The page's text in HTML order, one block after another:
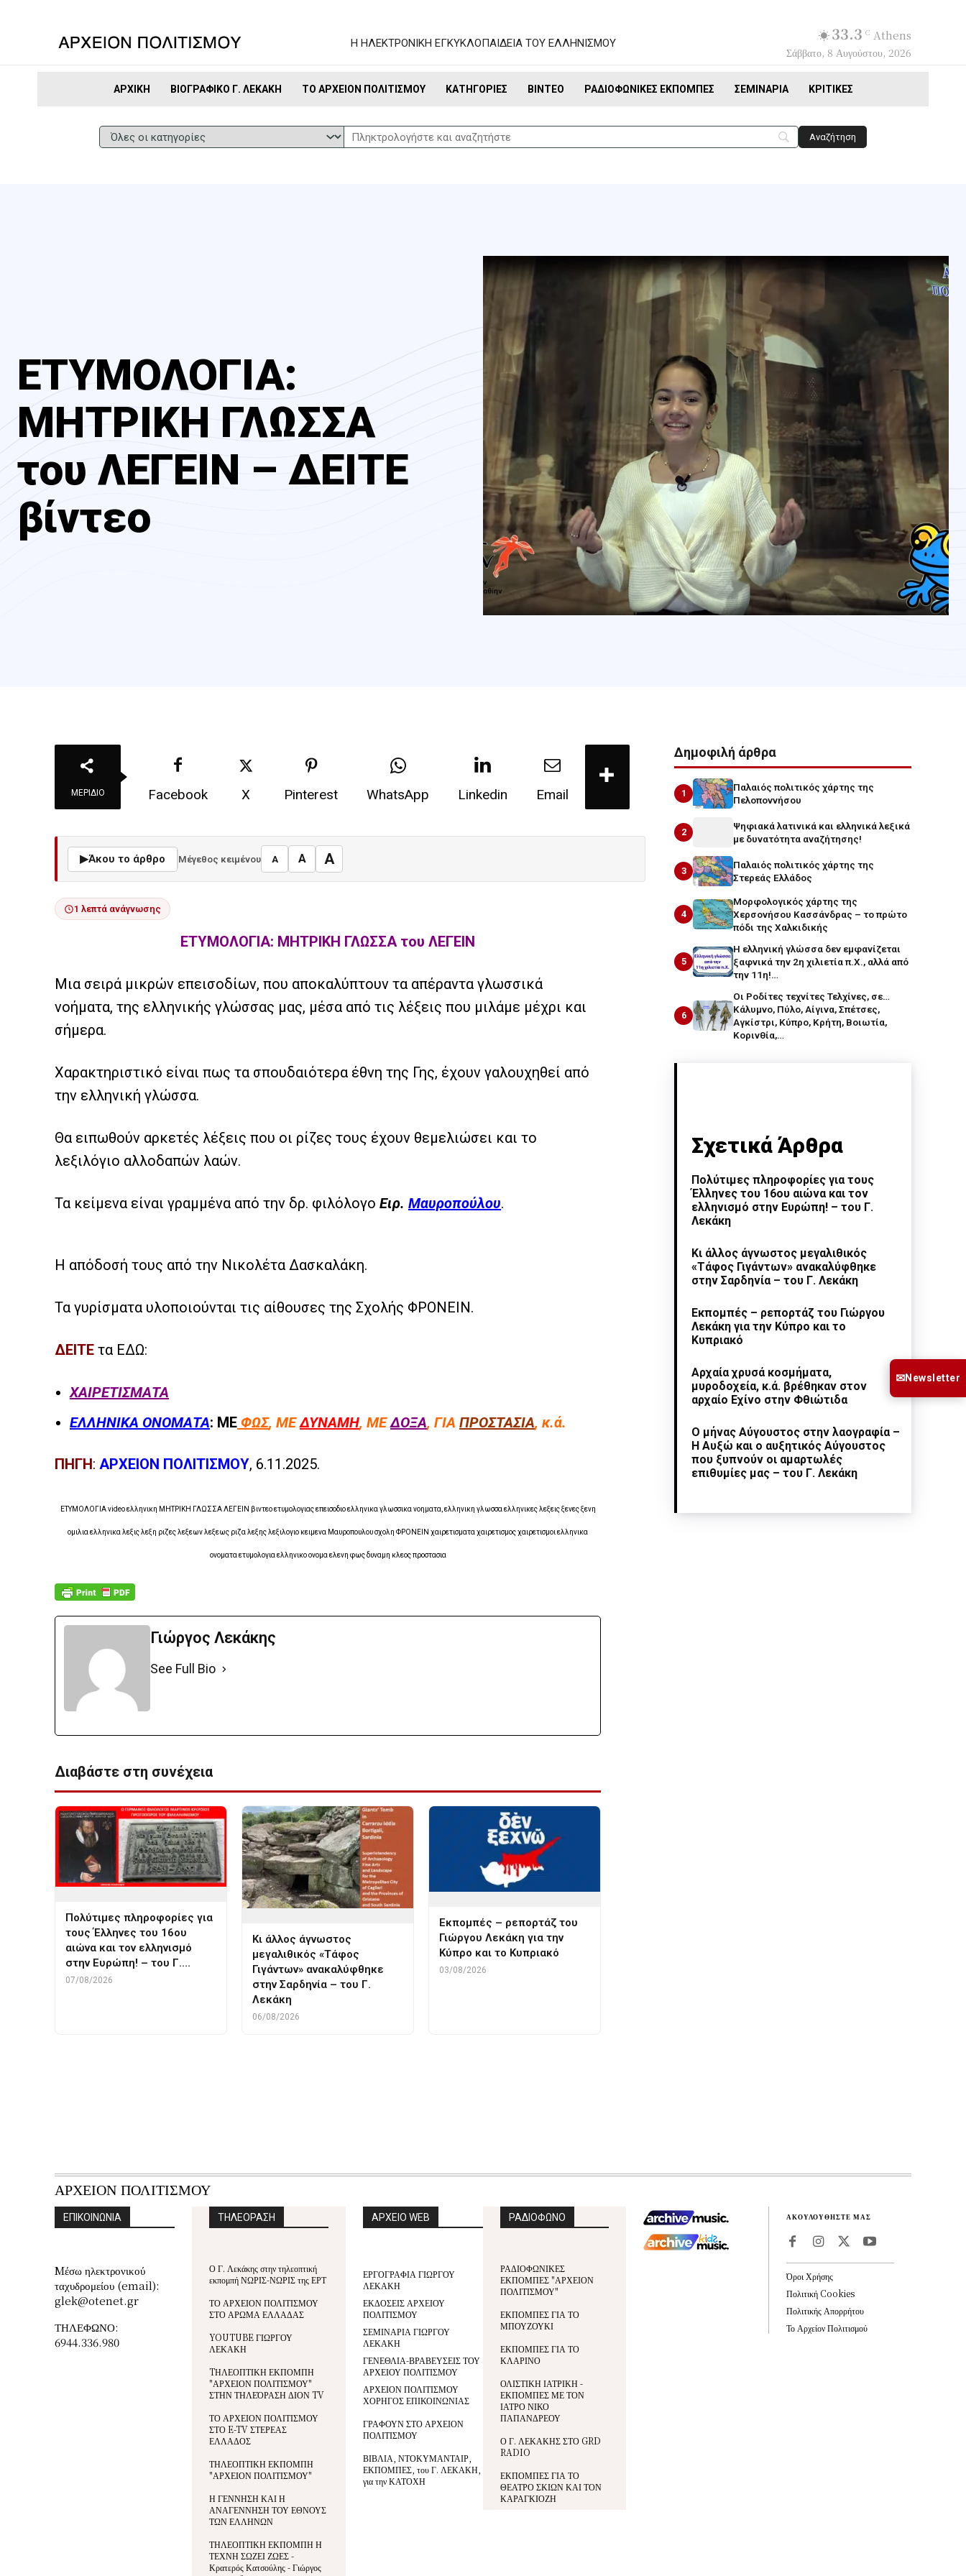
Η ΗΛΕΚΤΡΟΝΙΚΗ ΕΓΚΥΚΛΟΠΑΙΔΕΙΑ ΤΟΥ ΕΛΛΗΝΙΣΜΟΥ 33.3 C Athens
Σάββατο, 8 Αυγούστου, 2026
ΑΡΧΙΚΉ ΒΙΟΓΡΑΦΙΚΌ Γ. ΛΕΚΆΚΗ ΤΟ ΑΡΧΕΊΟΝ ΠΟΛΙΤΙΣΜΟΎ ΚΑΤΗΓΟΡΊΕΣ ΒΊΝΤΕΟ ΡΑΔΙΟΦΩΝΙΚΈΣ ΕΚΠΟΜΠΈΣ ΣΕΜΙΝΆΡΙΑ ΚΡΙΤΙΚΈΣ
ΕΤΥΜΟΛΟΓΙΑ:
ΜΗΤΡΙΚΗ ΓΛΩΣΣΑ
του ΛΕΓΕΙΝ – ΔΕΙΤΕ
βίντεο
ΜΕΡΊΔΙΟ Facebook X Pinterest WhatsApp Linkedin Email
▶Άκου το άρθρο Μέγεθος κειμένου A A A
1 λεπτά ανάγνωσης
ΕΤΥΜΟΛΟΓΙΑ: ΜΗΤΡΙΚΗ ΓΛΩΣΣΑ του ΛΕΓΕΙΝ
Μια σειρά μικρών επεισοδίων, που αποκαλύπτουν τα απέραντα γλωσσικά
νοήματα, της ελληνικής γλώσσας μας, μέσα από τις λέξεις που μιλάμε μέχρι και
σήμερα.
Χαρακτηριστικό είναι πως τα σπουδαιότερα έθνη της Γης, έχουν γαλουχηθεί από
την ελληνική γλώσσα.
Θα ειπωθούν αρκετές λέξεις που οι ρίζες τους έχουν θεμελιώσει και το
λεξιλόγιο αλλοδαπών λαών.
Τα κείμενα είναι γραμμένα από την δρ. φιλόλογο Ειρ. Μαυροπούλου.
Η απόδοσή τους από την Νικολέτα Δασκαλάκη.
Τα γυρίσματα υλοποιούνται τις αίθουσες της Σχολής ΦΡΟΝΕΙΝ.
ΔΕΙΤΕ τα ΕΔΩ:
ΧΑΙΡΕΤΙΣΜΑΤΑ
ΕΛΛΗΝΙΚΑ ΟΝΟΜΑΤΑ: ΜΕ ΦΩΣ, ΜΕΔΥΝΑΜΗ, ΜΕΔΟΞΑ, ΓΙΑ ΠΡΟΣΤΑΣΙΑ, κ.ά.
ΠΗΓΗ: ΑΡΧΕΙΟΝ ΠΟΛΙΤΙΣΜΟΥ, 6.11.2025.
ΕΤΥΜΟΛΟΓΙΑ video ελληνικη ΜΗΤΡΙΚΗ ΓΛΩΣΣΑ ΛΕΓΕΙΝ βιντεο ετυμολογιας επεισοδιο ελληνικα γλωσσικα νοηματα, ελληνικη γλωσσα ελληνικες λεξεις ξενες ξενη
ομιλια ελληνικα λεξις λεξη ριζες λεξεων λεξεως ριζα λεξης λεξιλογιο κειμενα Μαυροπουλου σχολη ΦΡΟΝΕΙΝ χαιρετισματα χαιρετισμος χαιρετισμοι ελληνικα
ονοματα ετυμολογια ελληνικο ονομα ελενη φως δυναμη κλεος προστασια
Γιώργος Λεκάκης
See Full Bio
Διαβάστε στη συνέχεια
Πολύτιμες πληροφορίες για
τους Έλληνες του 16ου
αιώνα και τον ελληνισμό
στην Ευρώπη! – του Γ.…
07/08/2026
Κι άλλος άγνωστος
μεγαλιθικός «Τάφος
Γιγάντων» ανακαλύφθηκε
στην Σαρδηνία – του Γ.
Λεκάκη
06/08/2026
Εκπομπές – ρεπορτάζ του
Γιώργου Λεκάκη για την
Κύπρο και το Κυπριακό
03/08/2026
Δημοφιλή άρθρα
1
Παλαιός πολιτικός χάρτης της
Πελοποννήσου
2
Ψηφιακά λατινικά και ελληνικά λεξικά
με δυνατότητα αναζήτησης!
3
Παλαιός πολιτικός χάρτης της
Στερεάς Ελλάδος
4
Μορφολογικός χάρτης της
Χερσονήσου Κασσάνδρας – το πρώτο
πόδι της Χαλκιδικής
5
Η ελληνική γλώσσα δεν εμφανίζεται
ξαφνικά την 2η χιλιετία π.Χ., αλλά από
την 11η!…
6
Οι Ροδίτες τεχνίτες Τελχίνες, σε…
Κάλυμνο, Πύλο, Αίγινα, Σπέτσες,
Αγκίστρι, Κύπρο, Κρήτη, Βοιωτία,
Κορινθία,…
Σχετικά Άρθρα
Πολύτιμες πληροφορίες για τους
Έλληνες του 16ου αιώνα και τον
ελληνισμό στην Ευρώπη! – του Γ.
Λεκάκη
Κι άλλος άγνωστος μεγαλιθικός
«Τάφος Γιγάντων» ανακαλύφθηκε
στην Σαρδηνία – του Γ. Λεκάκη
Εκπομπές – ρεπορτάζ του Γιώργου
Λεκάκη για την Κύπρο και το
Κυπριακό
Αρχαία χρυσά κοσμήματα,
μυροδοχεία, κ.ά. βρέθηκαν στον
αρχαίο Εχίνο στην Φθιώτιδα
Ο μήνας Αύγουστος στην λαογραφία –
Η Αυξώ και ο αυξητικός Αύγουστος
που ξυπνούν οι αμαρτωλές
επιθυμίες μας – του Γ. Λεκάκη
ΑΡΧΕΙΟΝ ΠΟΛΙΤΙΣΜΟΥ
ΕΠΙΚΟΙΝΩΝΙΑ
Mέσω ηλεκτρονικού
ταχυδρομείου (email):
glek@otenet.gr
ΤΗΛΕΦΩΝΟ:
6944.336.980
ΤΗΛΕΟΡΑΣΗ
Ο Γ. Λεκάκης στην τηλεοπτική
εκπομπή ΝΩΡΙΣ-ΝΩΡΙΣ της ΕΡΤ
ΤΟ ΑΡΧΕΙΟΝ ΠΟΛΙΤΙΣΜΟΥ
ΣΤΟ ΑΡΩΜΑ ΕΛΛΑΔΑΣ
YOUTUBE ΓΙΩΡΓΟΥ
ΛΕΚΑΚΗ
TΗΛΕΟΠΤΙΚΗ ΕΚΠΟΜΠΗ
"ΑΡΧΕΙΟΝ ΠΟΛΙΤΙΣΜΟΥ"
ΣΤΗΝ ΤΗΛΕΌΡΑΣΗ ΔΙΟΝ TV
ΤΟ ΑΡΧΕΙΟΝ ΠΟΛΙΤΙΣΜΟΥ
ΣΤΟ E-TV ΣΤΕΡΕΑΣ
ΕΛΛΑΔΟΣ
ΤΗΛΕΟΠΤΙΚΗ ΕΚΠΟΜΠΗ
"ΑΡΧΕΙΟΝ ΠΟΛΙΤΙΣΜΟΥ"
Η ΓΕΝΝΗΣΗ ΚΑΙ Η
ΑΝΑΓΕΝΝΗΣΗ ΤΟΥ ΕΘΝΟΥΣ
ΤΩΝ ΕΛΛΗΝΩΝ
ΤΗΛΕΟΠΤΙΚΗ ΕΚΠΟΜΠΗ Η
ΤΕΧΝΗ ΣΩΖΕΙ ΖΩΕΣ -
Κρατερός Κατσούλης - Γιώργος
ΑΡΧΕΙΟ WEB
ΕΡΓΟΓΡΑΦΙΑ ΓΙΩΡΓΟΥ
ΛΕΚΑΚΗ
ΕΚΔΟΣΕΙΣ ΑΡΧΕΙΟΥ
ΠΟΛΙΤΙΣΜΟΥ
ΣΕΜΙΝΑΡΙΑ ΓΙΩΡΓΟΥ
ΛΕΚΑΚΗ
ΓΕΝΕΘΛΙΑ-ΒΡΑΒΕΥΣΕΙΣ ΤΟΥ
ΑΡΧΕΙΟΥ ΠΟΛΙΤΙΣΜΟΥ
ΑΡΧΕΙΟΝ ΠΟΛΙΤΙΣΜΟΥ
ΧΟΡΗΓΟΣ ΕΠΙΚΟΙΝΩΝΙΑΣ
ΓΡΑΦΟΥΝ ΣΤΟ ΑΡΧΕΙΟΝ
ΠΟΛΙΤΙΣΜΟΥ
ΒΙΒΛΙΑ, ΝΤΟΚΥΜΑΝΤΑΙΡ,
ΕΚΠΟΜΠΕΣ, του Γ. ΛΕΚΑΚΗ,
για την ΚΑΤΟΧΗ
ΡΑΔΙΟΦΩΝΟ
ΡΑΔΙΟΦΩΝΙΚΕΣ
ΕΚΠΟΜΠΕΣ "ΑΡΧΕΙΟΝ
ΠΟΛΙΤΙΣΜΟΥ"
ΕΚΠΟΜΠΕΣ ΓΙΑ ΤΟ
ΜΠΟΥΖΟΥΚΙ
ΕΚΠΟΜΠΕΣ ΓΙΑ ΤΟ
ΚΛΑΡΙΝΟ
ΟΛΙΣΤΙΚΗ ΙΑΤΡΙΚΗ -
ΕΚΠΟΜΠΕΣ ΜΕ ΤΟΝ
ΙΑΤΡΟ ΝΙΚΟ
ΠΑΠΑΝΔΡΕΟΥ
Ο Γ. ΛΕΚΑΚΗΣ ΣΤΟ GRD
RADIO
ΕΚΠΟΜΠΕΣ ΓΙΑ ΤΟ
ΘΕΑΤΡΟ ΣΚΙΩΝ ΚΑΙ ΤΟΝ
ΚΑΡΑΓΚΙΟΖΗ
ΑΚΟΥΛΟΥΘΗΣΤΕ ΜΑΣ
Όροι Χρήσης
Πολιτική Cookies
Πολιτικής Απορρήτου
Το Αρχείον Πολιτισμού
✉Newsletter